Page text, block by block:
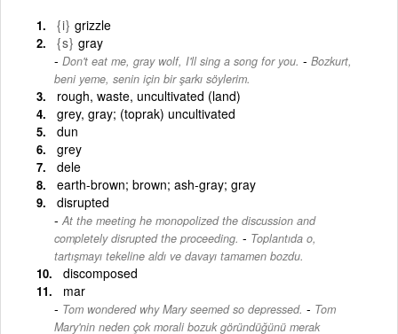
{i} grizzle
{s} gray
Don't eat me, gray wolf, I'll sing a song for you. - Bozkurt,
beni yeme, senin için bir şarkı söylerim.
rough, waste, uncultivated (land)
grey, gray; (toprak) uncultivated
dun
grey
dele
earth-brown; brown; ash-gray; gray
disrupted
At the meeting he monopolized the discussion and
completely disrupted the proceeding. - Toplantıda o,
tartışmayı tekeline aldı ve davayı tamamen bozdu.
discomposed
mar
Tom wondered why Mary seemed so depressed. - Tom
Mary'nin neden çok morali bozuk göründüğünü merak